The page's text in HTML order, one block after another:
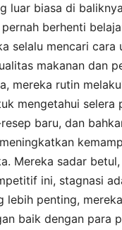
luar biasa di
berhenti
selalu mencari cara
makanan dan
mereka rutin
mengetahui selera
baru, dan
Mereka sadar
ini, stagnasi
lebih penting,
baik dengan para